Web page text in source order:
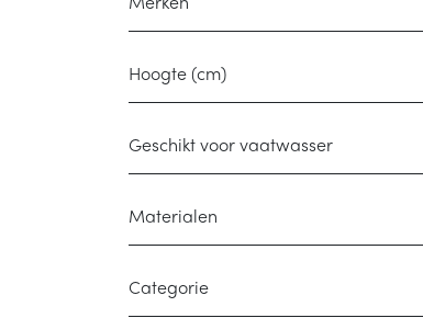
Merken
Hoogte (cm)
Geschikt voor vaatwasser
Materialen
Categorie